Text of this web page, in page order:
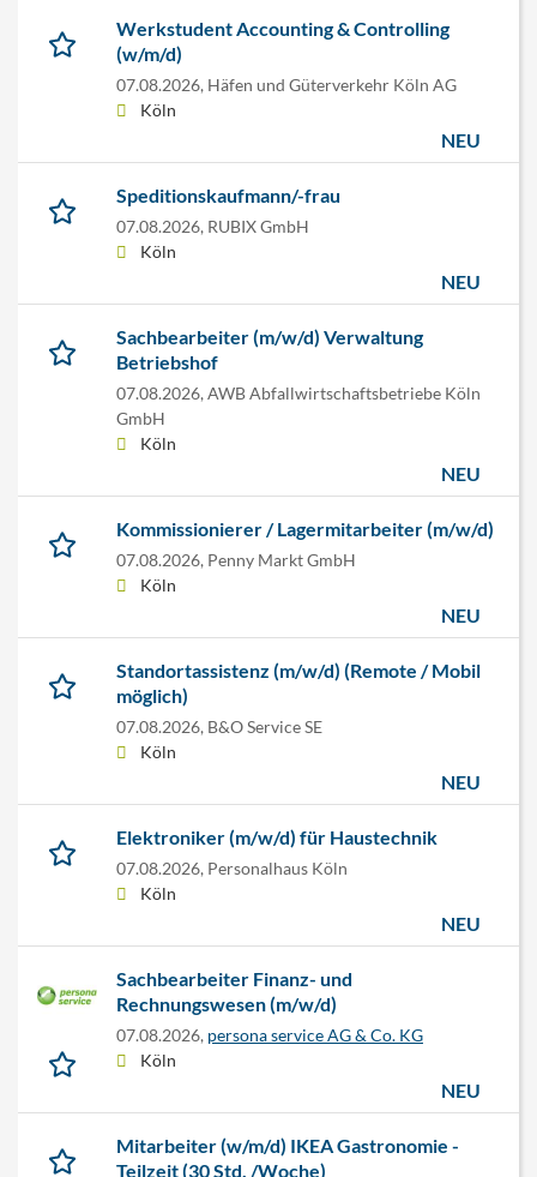
Werkstudent Accounting & Controlling
(w/m/d)
07.08.2026, Häfen und Güterverkehr Köln AG
Köln
NEU
Speditionskaufmann/-frau
07.08.2026, RUBIX GmbH
Köln
NEU
Sachbearbeiter (m/w/d) Verwaltung
Betriebshof
07.08.2026, AWB Abfallwirtschaftsbetriebe Köln
GmbH
Köln
NEU
Kommissionierer / Lagermitarbeiter (m/w/d)
07.08.2026, Penny Markt GmbH
Köln
NEU
Standortassistenz (m/w/d) (Remote / Mobil
möglich)
07.08.2026, B&O Service SE
Köln
NEU
Elektroniker (m/w/d) für Haustechnik
07.08.2026, Personalhaus Köln
Köln
NEU
Sachbearbeiter Finanz- und
Rechnungswesen (m/w/d)
07.08.2026, persona service AG & Co. KG
Köln
NEU
Mitarbeiter (w/m/d) IKEA Gastronomie -
Teilzeit (30 Std. /Woche)